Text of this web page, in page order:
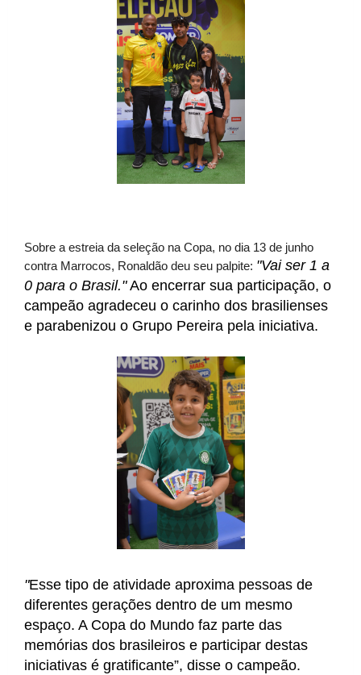
Sobre a estreia da seleção na Copa, no dia 13 de junho
contra Marrocos, Ronaldão deu seu palpite: "Vai ser 1 a
0 para o Brasil." Ao encerrar sua participação, o
campeão agradeceu o carinho dos brasilienses
e parabenizou o Grupo Pereira pela iniciativa.
"Esse tipo de atividade aproxima pessoas de
diferentes gerações dentro de um mesmo
espaço. A Copa do Mundo faz parte das
memórias dos brasileiros e participar destas
iniciativas é gratificante”, disse o campeão.